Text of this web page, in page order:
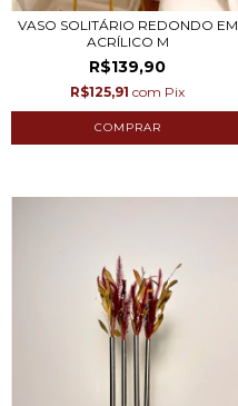
VASO SOLITÁRIO REDONDO EM
ACRÍLICO M
R$139,90
R$125,91 com Pix